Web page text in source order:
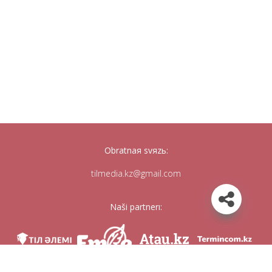
Obratnaя svяzь:
tilmedia.kz@gmail.com
Naši partnerı: